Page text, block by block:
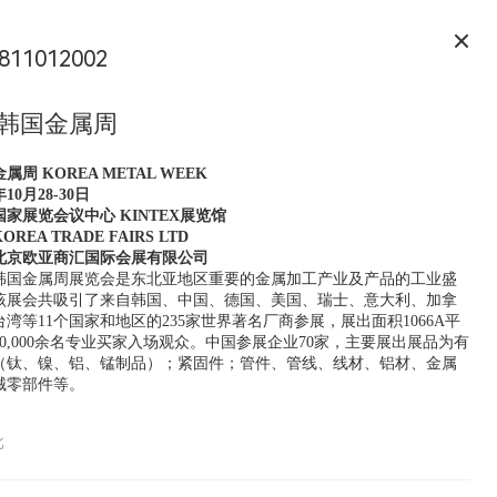
国金属周
属周 KOREA METAL WEEK
月28-30日
家展览会议中心 KINTEX展览馆
TRADE FAIRS LTD
京欧亚商汇国际会展有限公司
国金属周展览会是东北亚地区重要的金属加工产业及产品的工业盛
展会共吸引了来自韩国、中国、德国、美国、瑞士、意大利、加拿
湾等11个国家和地区的235家世界著名厂商参展，展出面积1066A平
余名专业买家入场观众。中国参展企业70家，主要展出展品为有
钛、镍、铝、锰制品）；紧固件；管件、管线、线材、铝材、金属
部件等。